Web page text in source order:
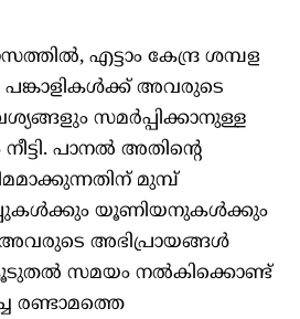
എട്ടാം കേന്ദ്ര ശമ്പള
പങ്കാളികൾക്ക് അവരുടെ
സമർപ്പിക്കാനുള്ള
പാനൽ അതിന്റെ
മുമ്പ്
യൂണിയനുകൾക്കും
അഭിപ്രായങ്ങൾ
സമയം നൽകിക്കൊണ്ട്
രണ്ടാമത്തെ